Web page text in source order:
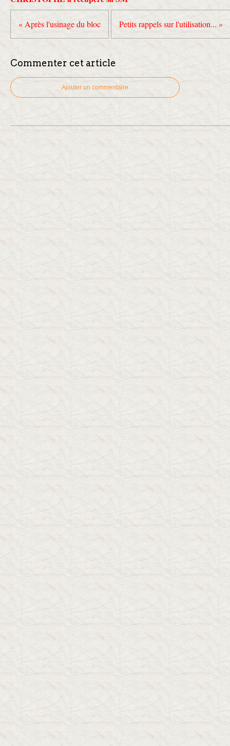
« Après l'usinage du bloc Petits rappels sur l'utilisation... »
Commenter cet article
Ajouter un commentaire